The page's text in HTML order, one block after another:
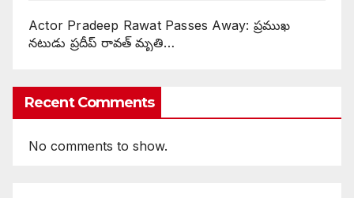
Actor Pradeep Rawat Passes Away: ప్రముఖ
నటుడు ప్రదీప్ రావత్ మృతి…
Recent Comments
No comments to show.